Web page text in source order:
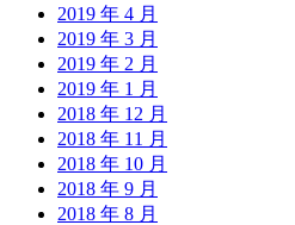
2019 年 4 月
2019 年 3 月
2019 年 2 月
2019 年 1 月
2018 年 12 月
2018 年 11 月
2018 年 10 月
2018 年 9 月
2018 年 8 月